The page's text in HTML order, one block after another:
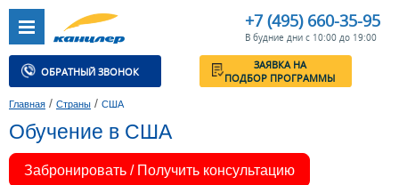
+7 (495) 660-35-95
В будние дни с 10:00 до 19:00
ОБРАТНЫЙ ЗВОНОК
ЗАЯВКА НА
ПОДБОР ПРОГРАММЫ
Главная / Страны / США
Обучение в США
Забронировать / Получить консультацию